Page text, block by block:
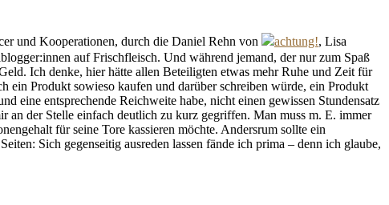
und Kooperationen, durch die Daniel Rehn von achtung!, Lisa
auf Frischfleisch. Und während jemand, der nur zum Spaß
Ich denke, hier hätte allen Beteiligten etwas mehr Ruhe und Zeit für
ein Produkt sowieso kaufen und darüber schreiben würde, ein Produkt
eine entsprechende Reichweite habe, nicht einen gewissen Stundensatz
an der Stelle einfach deutlich zu kurz gegriffen. Man muss m. E. immer
für seine Tore kassieren möchte. Andersrum sollte ein
Sich gegenseitig ausreden lassen fände ich prima – denn ich glaube,